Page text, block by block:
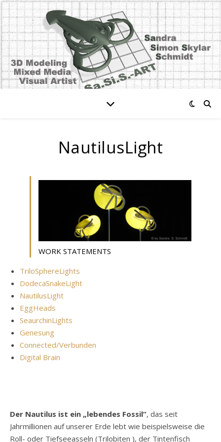
NautilusLight
WORK STATEMENTS
TriloSphereLights
DodecaSnakeLight
NautilusLight
EggHeads
SeaurchinLights
Genesung
Connected/Verbunden
Digital Brain
Der Nautilus ist ein „lebendes Fossil“, das seit
Jahrmillionen auf unserer Erde lebt wie beispielsweise die
Roll- oder Tiefseeasseln (Trilobiten ), der Tintenfisch